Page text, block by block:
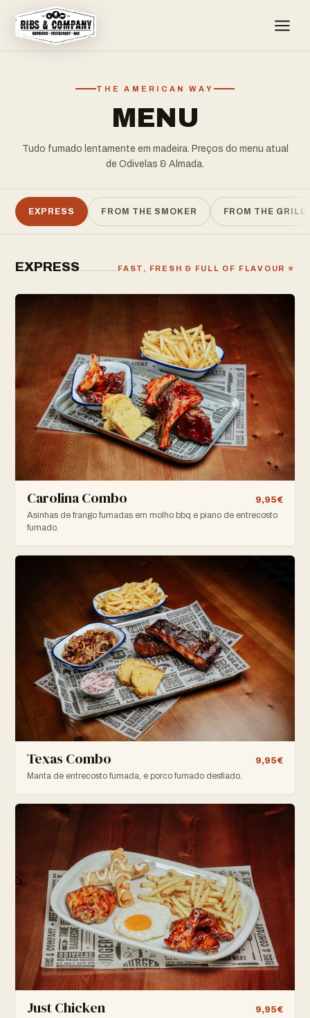
THE AMERICAN WAY
MENU
Tudo fumado lentamente em madeira. Preços do menu atual
de Odivelas & Almada.
EXPRESS FROM THE SMOKER FROM THE GRILL
EXPRESS FAST, FRESH & FULL OF FLAVOUR ⭐
Carolina Combo
9,95€
Asinhas de frango fumadas em molho bbq e piano de entrecosto
fumado.
Texas Combo
9,95€
Manta de entrecosto fumada, e porco fumado desfiado.
Just Chicken
9,95€